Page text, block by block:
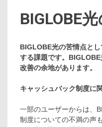
BIGLOBE
BIGLOBE光の苦情点と
する課題です。BIGLOBE
改善の余地があります。
キャッシュバック制度に
一部のユーザーからは、
制度についての不満の声